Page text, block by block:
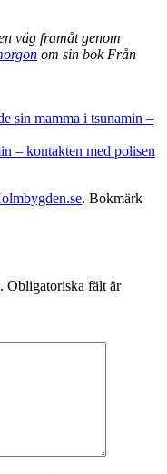
väg framåt genom
om sin bok Från
sin mamma i tsunamin –
– kontakten med polisen
. Bokmärk
Obligatoriska fält är